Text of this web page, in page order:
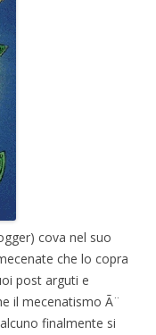
cova nel suo
che lo copra
post arguti e
il mecenatismo Ã¨
finalmente si